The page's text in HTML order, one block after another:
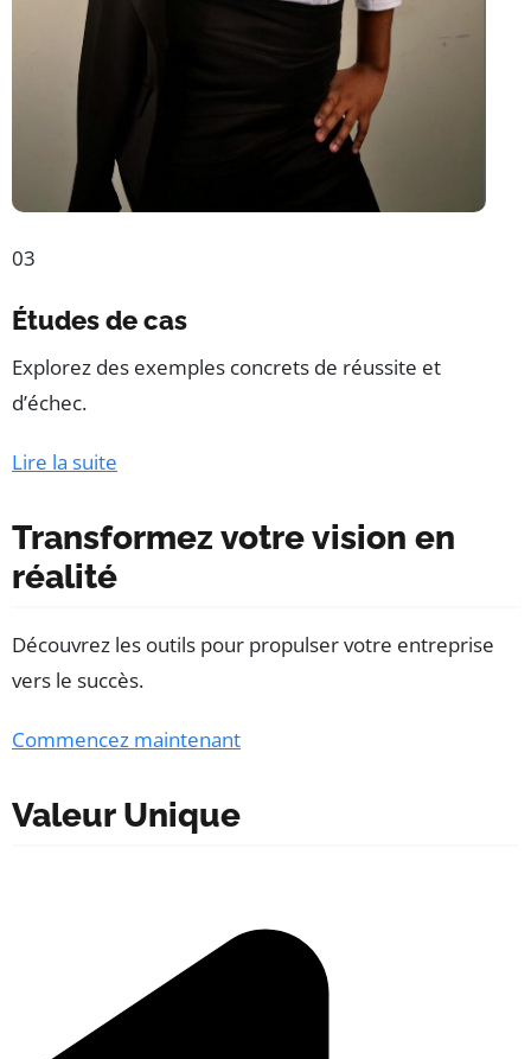
03
Études de cas
Explorez des exemples concrets de réussite et
d’échec.
Lire la suite
Transformez votre vision en
réalité
Découvrez les outils pour propulser votre entreprise
vers le succès.
Commencez maintenant
Valeur Unique